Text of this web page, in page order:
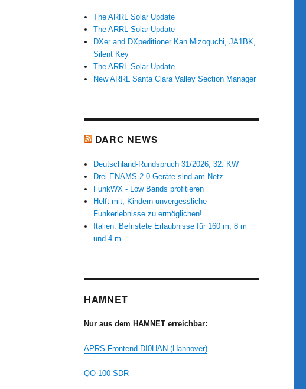
The ARRL Solar Update
The ARRL Solar Update
DXer and DXpeditioner Kan Mizoguchi, JA1BK,
Silent Key
The ARRL Solar Update
New ARRL Santa Clara Valley Section Manager
DARC NEWS
Deutschland-Rundspruch 31/2026, 32. KW
Drei ENAMS 2.0 Geräte sind am Netz
FunkWX - Low Bands profitieren
Helft mit, Kindern unvergessliche
Funkerlebnisse zu ermöglichen!
Italien: Befristete Erlaubnisse für 160 m, 8 m
und 4 m
HAMNET
Nur aus dem HAMNET erreichbar:
APRS-Frontend DI0HAN (Hannover)
QO-100 SDR